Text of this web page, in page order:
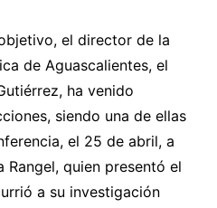
el director de la
de Aguascalientes, el
ha venido
siendo una de ellas
el 25 de abril, a
Rangel, quien presentó el
a su investigación